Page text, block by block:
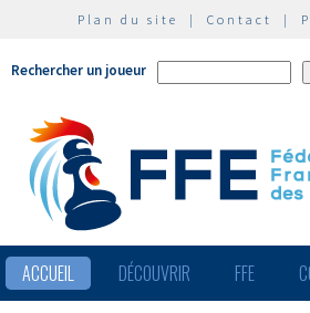
Plan du site | Contact |
Rechercher un joueur
ACCUEIL DÉCOUVRIR FFE